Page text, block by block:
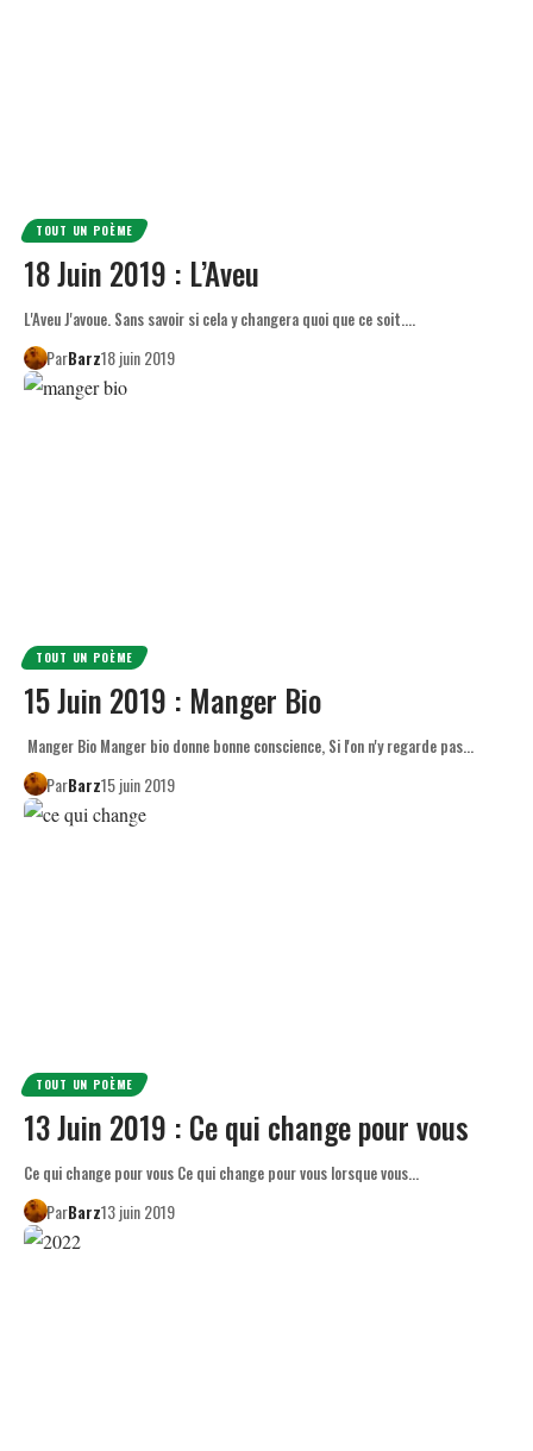
TOUT UN POÈME
18 Juin 2019 : L’Aveu
L'Aveu J'avoue. Sans savoir si cela y changera quoi que ce soit.…
ParBarz18 juin 2019
TOUT UN POÈME
15 Juin 2019 : Manger Bio
Manger Bio Manger bio donne bonne conscience, Si l'on n'y regarde pas…
ParBarz15 juin 2019
TOUT UN POÈME
13 Juin 2019 : Ce qui change pour vous
Ce qui change pour vous Ce qui change pour vous lorsque vous…
ParBarz13 juin 2019